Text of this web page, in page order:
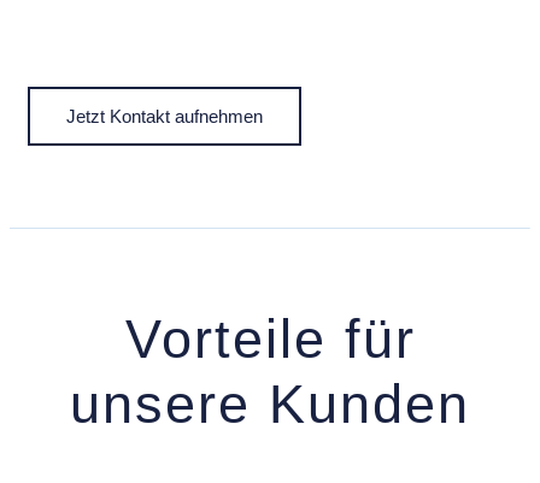
Jetzt Kontakt aufnehmen
Vorteile für
unsere Kunden